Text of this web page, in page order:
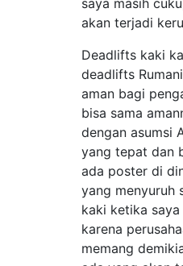
saya masih
akan terjadi
Deadlifts kaki
deadlifts
aman bagi
bisa sama
dengan asumsi
yang tepat dan
ada poster di
yang menyuruh
kaki ketika
karena
memang